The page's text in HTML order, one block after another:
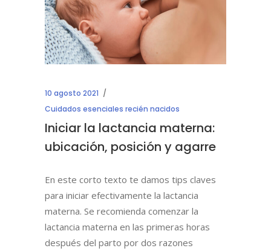
10 agosto 2021
Cuidados esenciales recién nacidos
Iniciar la lactancia materna:
ubicación, posición y agarre
En este corto texto te damos tips claves
para iniciar efectivamente la lactancia
materna. Se recomienda comenzar la
lactancia materna en las primeras horas
después del parto por dos razones